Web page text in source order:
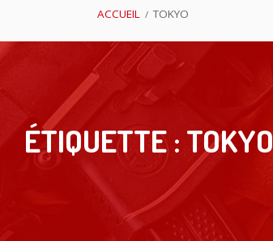
ACCUEIL TOKYO
ÉTIQUETTE : TOKYO